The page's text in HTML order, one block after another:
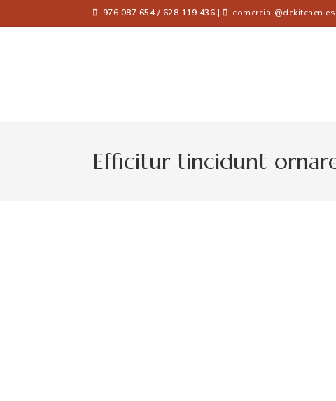
976 087 654 / 628 119 436 | comercial@dekitchen.es
Efficitur tincidunt